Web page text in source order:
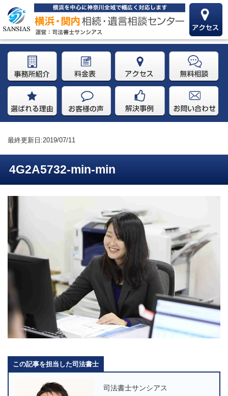
最終更新日:2019/07/11
4G2A5732-min-min
この記事を担当した司法書士
司法書士サンシアス